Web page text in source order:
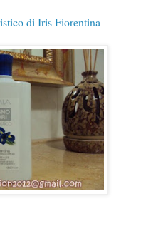
di Iris Fiorentina